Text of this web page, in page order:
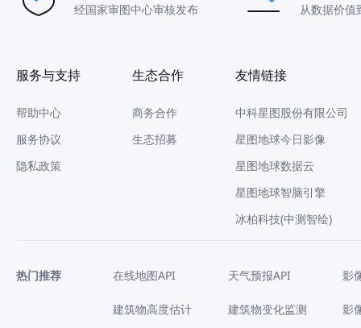
经国家审图中心审核发布 从数据价值
服务与支持
帮助中心
服务协议
隐私政策
生态合作
商务合作
生态招募
友情链接
中科星图股份有限公司
星图地球今日影像
星图地球数据云
星图地球智脑引擎
冰柏科技(中测智绘)
热门推荐 在线地图API 天气预报API 影
建筑物高度估计 建筑物变化监测 影